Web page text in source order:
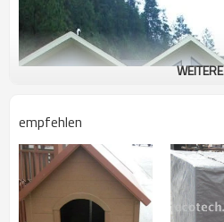
WEITERE
empfehlen